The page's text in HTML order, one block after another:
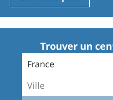
Romania
Russia
Serbia
Slovakia
Slovenia
Trouver un
France
Ville